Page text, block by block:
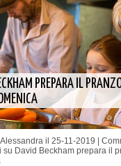
PREPARA IL
il 25-11-2019 |
su David Beckham prepara il